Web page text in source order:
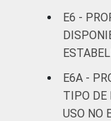
E6 -
E6A -
TIPO DE
USO NO